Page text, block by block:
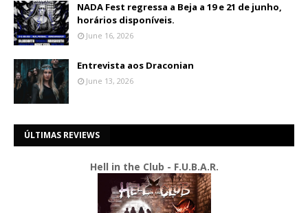
NADA Fest regressa a Beja a 19 e 21 de junho,
horários disponíveis.
June 16, 2026
Entrevista aos Draconian
June 13, 2026
ÚLTIMAS REVIEWS
Hell in the Club - F.U.B.A.R.